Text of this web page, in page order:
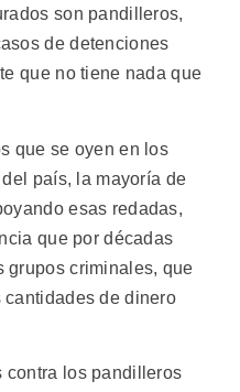
son pandilleros,
de detenciones
que no tiene nada que
que se oyen en los
país, la mayoría de
esas redadas,
que por décadas
grupos criminales, que
de dinero
contra los pandilleros